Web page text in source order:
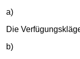
a)
Die
b)